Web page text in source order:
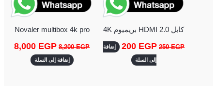
كابل HDMI 2.0 بريميوم 4K
250EGP
200 EGP إضافة
إلى السلة
Novaler multibox 4k pro
8,200EGP
8,000 EGP
إضافة إلى السلة